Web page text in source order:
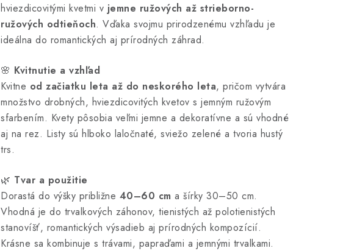
hviezdicovitými kvetmi v jemne ružových až strieborno-
ružových odtieňoch. Vďaka svojmu prirodzenému vzhľadu je
ideálna do romantických aj prírodných záhrad.
🌸 Kvitnutie a vzhľad
Kvitne od začiatku leta až do neskorého leta, pričom vytvára
množstvo drobných, hviezdicovitých kvetov s jemným ružovým
sfarbením. Kvety pôsobia veľmi jemne a dekoratívne a sú vhodné
aj na rez. Listy sú hlboko laločnaté, sviežo zelené a tvoria hustý
trs.
🌿 Tvar a použitie
Dorastá do výšky približne 40–60 cm a šírky 30–50 cm.
Vhodná je do trvalkových záhonov, tienistých až polotienistých
stanovíšť, romantických výsadieb aj prírodných kompozícií.
Krásne sa kombinuje s trávami, papraďami a jemnými trvalkami.